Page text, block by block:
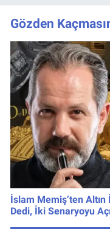
Gözden
İslam Memiş’ten Altın
Dedi, İki Senaryoyu